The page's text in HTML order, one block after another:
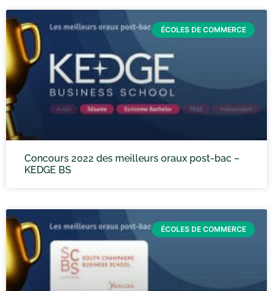
ÉCOLES DE COMMERCE
Concours 2022 des meilleurs oraux post-bac –
KEDGE BS
ÉCOLES DE COMMERCE